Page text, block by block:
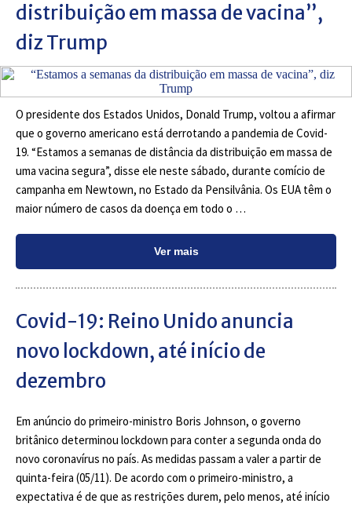
distribuição em massa de vacina”,
diz Trump
O presidente dos Estados Unidos, Donald Trump, voltou a afirmar
que o governo americano está derrotando a pandemia de Covid-
19. “Estamos a semanas de distância da distribuição em massa de
uma vacina segura”, disse ele neste sábado, durante comício de
campanha em Newtown, no Estado da Pensilvânia. Os EUA têm o
maior número de casos da doença em todo o …
Ver mais
Covid-19: Reino Unido anuncia
novo lockdown, até início de
dezembro
Em anúncio do primeiro-ministro Boris Johnson, o governo
britânico determinou lockdown para conter a segunda onda do
novo coronavírus no país. As medidas passam a valer a partir de
quinta-feira (05/11). De acordo com o primeiro-ministro, a
expectativa é de que as restrições durem, pelo menos, até início